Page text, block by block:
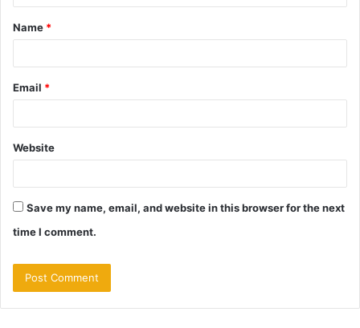
t
*
Name *
Email *
Website
Save my name, email, and website in this browser for the next
time I comment.